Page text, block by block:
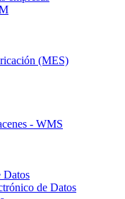
(MES)
- WMS
Datos
de Datos